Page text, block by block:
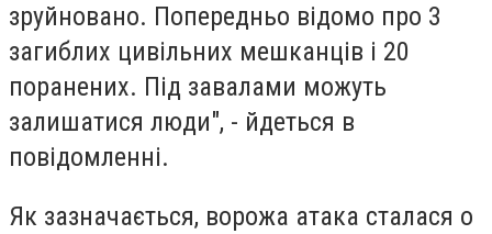
зруйновано. Попередньо відомо про 3
загиблих цивільних мешканців і 20
поранених. Під завалами можуть
залишатися люди", - йдеться в
повідомленні.
Як зазначається, ворожа атака сталася о